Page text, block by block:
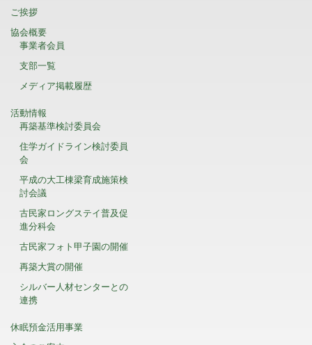
ご挨拶
協会概要
事業者会員
支部一覧
メディア掲載履歴
活動情報
再築基準検討委員会
住学ガイドライン検討委員
会
平成の大工棟梁育成施策検
討会議
古民家ロングステイ普及促
進分科会
古民家フォト甲子園の開催
再築大賞の開催
シルバー人材センターとの
連携
休眠預金活用事業